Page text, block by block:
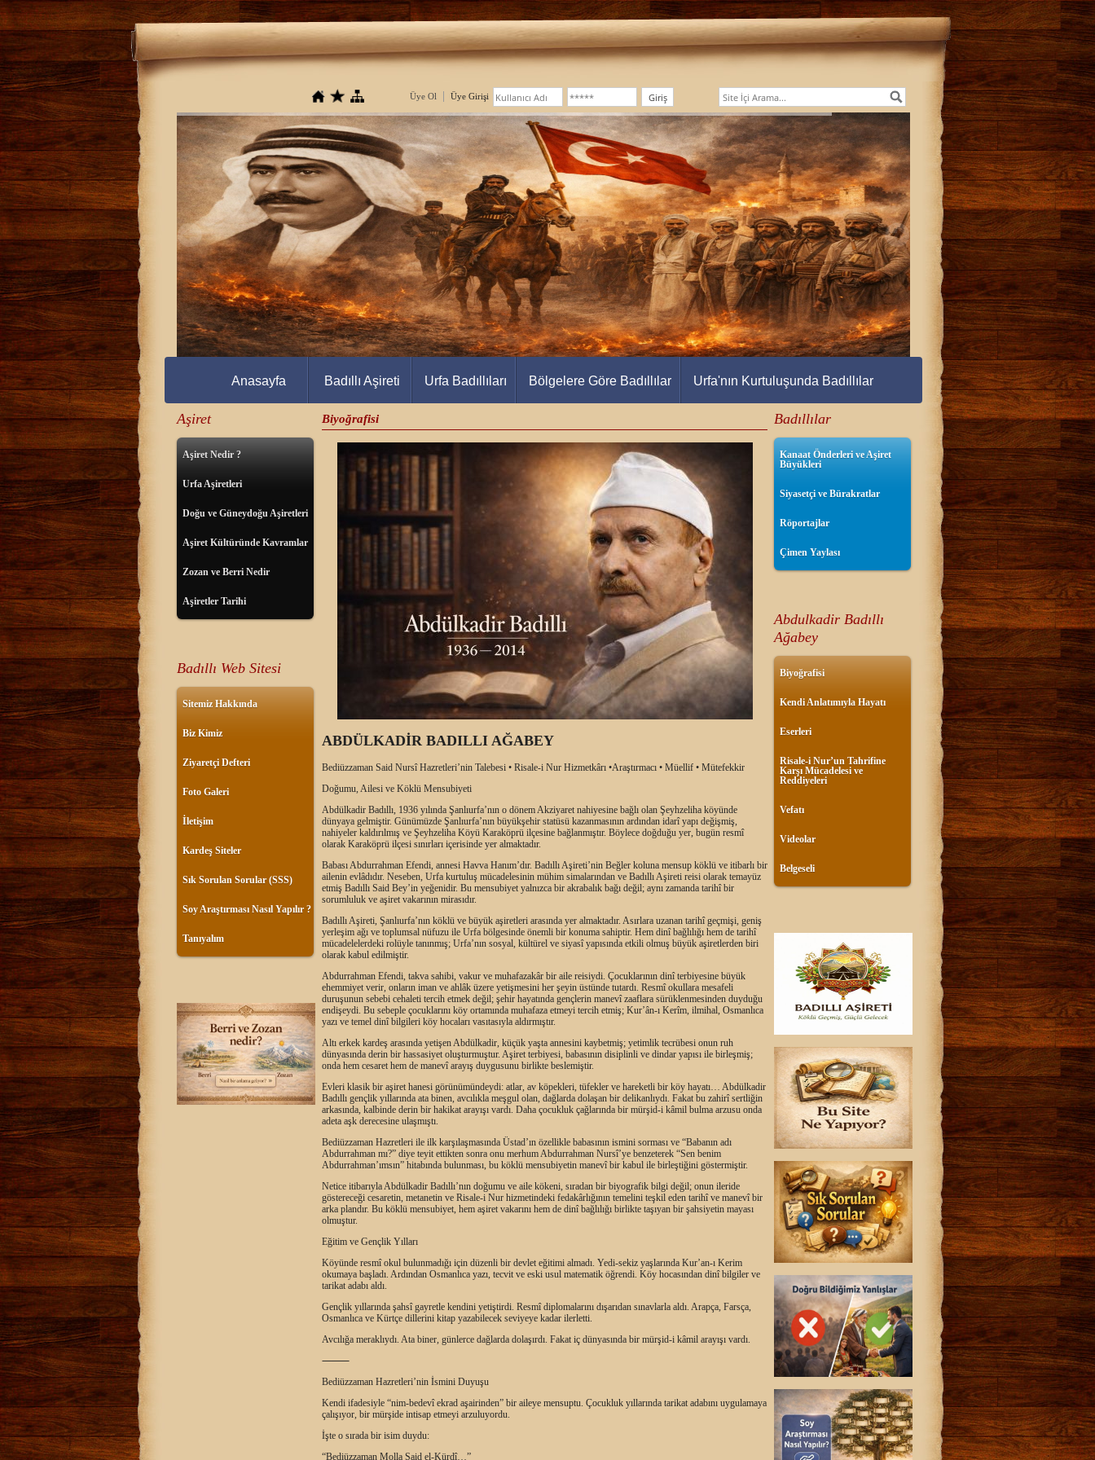
Üye Ol Üye Girişi
Anasayfa Badıllı Aşireti Urfa Badıllıları Bölgelere Göre Badıllılar Urfa'nın Kurtuluşunda Badıllılar
Aşiret
Aşiret Nedir ?
Urfa Aşiretleri
Doğu ve Güneydoğu Aşiretleri
Aşiret Kültüründe Kavramlar
Zozan ve Berri Nedir
Aşiretler Tarihi
Badıllı Web Sitesi
Sitemiz Hakkında
Biz Kimiz
Ziyaretçi Defteri
Foto Galeri
İletişim
Kardeş Siteler
Sık Sorulan Sorular (SSS)
Soy Araştırması Nasıl Yapılır ?
Tanıyalım
Biyoğrafisi
ABDÜLKADİR BADILLI AĞABEY
Bediüzzaman Said Nursî Hazretleri’nin Talebesi • Risale-i Nur Hizmetkârı •Araştırmacı • Müellif • Mütefekkir
Doğumu, Ailesi ve Köklü Mensubiyeti
Abdülkadir Badıllı, 1936 yılında Şanlıurfa’nın o dönem Akziyaret nahiyesine bağlı olan Şeyhzeliha köyünde
dünyaya gelmiştir. Günümüzde Şanlıurfa’nın büyükşehir statüsü kazanmasının ardından idarî yapı değişmiş,
nahiyeler kaldırılmış ve Şeyhzeliha Köyü Karaköprü ilçesine bağlanmıştır. Böylece doğduğu yer, bugün resmî
olarak Karaköprü ilçesi sınırları içerisinde yer almaktadır.
Babası Abdurrahman Efendi, annesi Havva Hanım’dır. Badıllı Aşireti’nin Beğler koluna mensup köklü ve itibarlı bir
ailenin evlâdıdır. Neseben, Urfa kurtuluş mücadelesinin mühim simalarından ve Badıllı Aşireti reisi olarak temayüz
etmiş Badıllı Said Bey’in yeğenidir. Bu mensubiyet yalnızca bir akrabalık bağı değil; aynı zamanda tarihî bir
sorumluluk ve aşiret vakarının mirasıdır.
Badıllı Aşireti, Şanlıurfa’nın köklü ve büyük aşiretleri arasında yer almaktadır. Asırlara uzanan tarihî geçmişi, geniş
yerleşim ağı ve toplumsal nüfuzu ile Urfa bölgesinde önemli bir konuma sahiptir. Hem dinî bağlılığı hem de tarihî
mücadelelerdeki rolüyle tanınmış; Urfa’nın sosyal, kültürel ve siyasî yapısında etkili olmuş büyük aşiretlerden biri
olarak kabul edilmiştir.
Abdurrahman Efendi, takva sahibi, vakur ve muhafazakâr bir aile reisiydi. Çocuklarının dinî terbiyesine büyük
ehemmiyet verir, onların iman ve ahlâk üzere yetişmesini her şeyin üstünde tutardı. Resmî okullara mesafeli
duruşunun sebebi cehaleti tercih etmek değil; şehir hayatında gençlerin manevî zaaflara sürüklenmesinden duyduğu
endişeydi. Bu sebeple çocuklarını köy ortamında muhafaza etmeyi tercih etmiş; Kur’ân-ı Kerîm, ilmihal, Osmanlıca
yazı ve temel dinî bilgileri köy hocaları vasıtasıyla aldırmıştır.
Altı erkek kardeş arasında yetişen Abdülkadir, küçük yaşta annesini kaybetmiş; yetimlik tecrübesi onun ruh
dünyasında derin bir hassasiyet oluşturmuştur. Aşiret terbiyesi, babasının disiplinli ve dindar yapısı ile birleşmiş;
onda hem cesaret hem de manevî arayış duygusunu birlikte beslemiştir.
Evleri klasik bir aşiret hanesi görünümündeydi: atlar, av köpekleri, tüfekler ve hareketli bir köy hayatı… Abdülkadir
Badıllı gençlik yıllarında ata binen, avcılıkla meşgul olan, dağlarda dolaşan bir delikanlıydı. Fakat bu zahirî sertliğin
arkasında, kalbinde derin bir hakikat arayışı vardı. Daha çocukluk çağlarında bir mürşid-i kâmil bulma arzusu onda
adeta aşk derecesine ulaşmıştı.
Bediüzzaman Hazretleri ile ilk karşılaşmasında Üstad’ın özellikle babasının ismini sorması ve “Babanın adı
Abdurrahman mı?” diye teyit ettikten sonra onu merhum Abdurrahman Nursî’ye benzeterek “Sen benim
Abdurrahman’ımsın” hitabında bulunması, bu köklü mensubiyetin manevî bir kabul ile birleştiğini göstermiştir.
Netice itibarıyla Abdülkadir Badıllı’nın doğumu ve aile kökeni, sıradan bir biyografik bilgi değil; onun ileride
göstereceği cesaretin, metanetin ve Risale-i Nur hizmetindeki fedakârlığının temelini teşkil eden tarihî ve manevî bir
arka plandır. Bu köklü mensubiyet, hem aşiret vakarını hem de dinî bağlılığı birlikte taşıyan bir şahsiyetin mayası
olmuştur.
Eğitim ve Gençlik Yılları
Köyünde resmî okul bulunmadığı için düzenli bir devlet eğitimi almadı. Yedi-sekiz yaşlarında Kur’an-ı Kerim
okumaya başladı. Ardından Osmanlıca yazı, tecvit ve eski usul matematik öğrendi. Köy hocasından dinî bilgiler ve
tarikat adabı aldı.
Gençlik yıllarında şahsî gayretle kendini yetiştirdi. Resmî diplomalarını dışarıdan sınavlarla aldı. Arapça, Farsça,
Osmanlıca ve Kürtçe dillerini kitap yazabilecek seviyeye kadar ilerletti.
Avcılığa meraklıydı. Ata biner, günlerce dağlarda dolaşırdı. Fakat iç dünyasında bir mürşid-i kâmil arayışı vardı.
⸻
Bediüzzaman Hazretleri’nin İsmini Duyuşu
Kendi ifadesiyle “nim-bedevî ekrad aşairinden” bir aileye mensuptu. Çocukluk yıllarında tarikat adabını uygulamaya
çalışıyor, bir mürşide intisap etmeyi arzuluyordu.
İşte o sırada bir isim duydu:
“Bediüzzaman Molla Said el-Kürdî…”
Badıllılar
Kanaat Önderleri ve Aşiret
Büyükleri
Siyasetçi ve Bürakratlar
Röportajlar
Çimen Yaylası
Abdulkadir Badıllı
Ağabey
Biyoğrafisi
Kendi Anlatımıyla Hayatı
Eserleri
Risale-i Nur’un Tahrifine
Karşı Mücadelesi ve
Reddiyeleri
Vefatı
Videolar
Belgeseli